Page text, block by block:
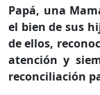
Papá, una
el bien de sus
de ellos,
atención y
reconciliación